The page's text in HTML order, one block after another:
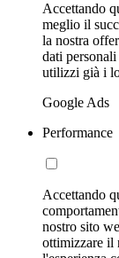
Accettando
meglio il
la nostra
dati
utilizzi già i
Google Ads
Performance
Accettando
nostro sito
ottimizzare il